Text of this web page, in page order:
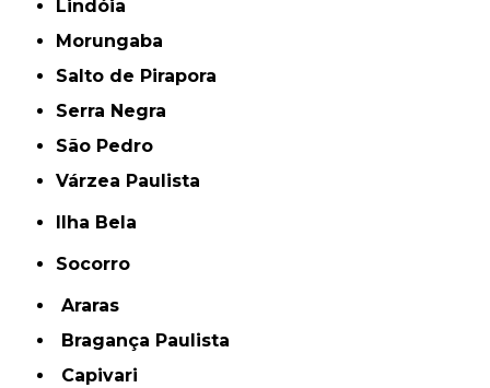
Lindóia
Morungaba
Salto de Pirapora
Serra Negra
São Pedro
Várzea Paulista
Ilha Bela
Socorro
Araras
Bragança Paulista
Capivari